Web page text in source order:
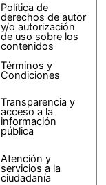
Política de
derechos de autor
y/o autorización
de uso sobre los
contenidos
Términos y
Condiciones
Transparencia y
acceso a la
información
pública
Atención y
servicios a la
ciudadanía